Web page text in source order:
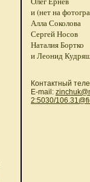
и (нет на
Алла Соколова
Сергей Носов
Наталия Бортко
и Леонид
Контактный
E-mail:
2:5030/